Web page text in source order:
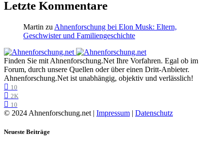
Letzte Kommentare
Martin zu Ahnenforschung bei Elon Musk: Eltern,
Geschwister und Familiengeschichte
Finden Sie mit Ahnenforschung.Net Ihre Vorfahren. Egal ob im
Forum, durch unsere Quellen oder über einen Dritt-Anbieter.
Ahnenforschung.Net ist unabhängig, objektiv und verlässlich!
10
2K
10
© 2024 Ahnenforschung.net | Impressum | Datenschutz
Neueste Beiträge